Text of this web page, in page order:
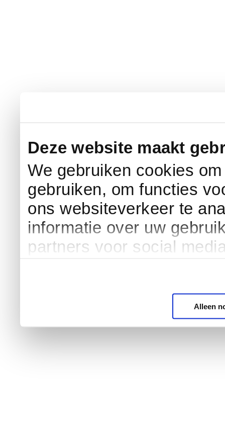
Deze website maakt
We gebruiken cookies
gebruiken, om functies
ons websiteverkeer te
informatie over uw
partners voor social
Alleen